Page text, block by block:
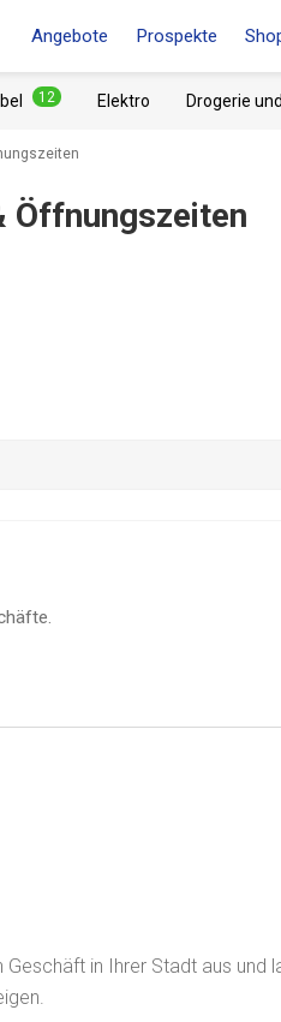
Angebote Prospekte
12 Elektro Drogerie
Öffnungszeiten
in Ihrer Stadt aus und